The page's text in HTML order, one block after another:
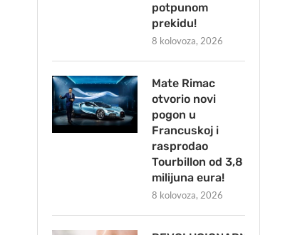
potpunom
prekidu!
8 kolovoza, 2026
Mate Rimac
otvorio novi
pogon u
Francuskoj i
rasprodao
Tourbillon od 3,8
milijuna eura!
8 kolovoza, 2026